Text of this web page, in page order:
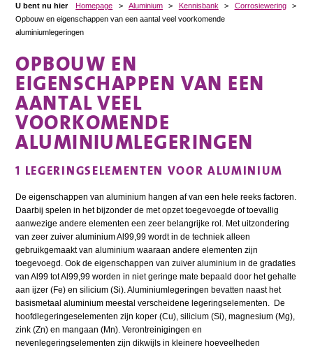
U bent nu hier Homepage > Aluminium > Kennisbank > Corrosiewering
>
Opbouw en eigenschappen van een aantal veel voorkomende
aluminiumlegeringen
OPBOUW EN
EIGENSCHAPPEN VAN EEN
AANTAL VEEL
VOORKOMENDE
ALUMINIUMLEGERINGEN
1 LEGERINGSELEMENTEN VOOR ALUMINIUM
De eigenschappen van aluminium hangen af van een hele reeks factoren.
Daarbij spelen in het bijzonder de met opzet toegevoegde of toevallig
aanwezige andere elementen een zeer belangrijke rol. Met uitzondering
van zeer zuiver aluminium Al99,99 wordt in de techniek alleen
gebruikgemaakt van aluminium waaraan andere elementen zijn
toegevoegd. Ook de eigenschappen van zuiver aluminium in de gradaties
van Al99 tot Al99,99 worden in niet geringe mate bepaald door het gehalte
aan ijzer (Fe) en silicium (Si). Aluminiumlegeringen bevatten naast het
basismetaal aluminium meestal verscheidene legeringselementen. De
hoofdlegeringeselementen zijn koper (Cu), silicium (Si), magnesium (Mg),
zink (Zn) en mangaan (Mn). Verontreinigingen en
nevenlegeringselementen zijn dikwijls in kleinere hoeveelheden